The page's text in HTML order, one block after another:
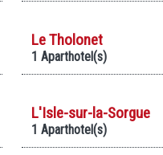
Le Tholonet
1 Aparthotel(s)
L'Isle-sur-la-Sorgue
1 Aparthotel(s)